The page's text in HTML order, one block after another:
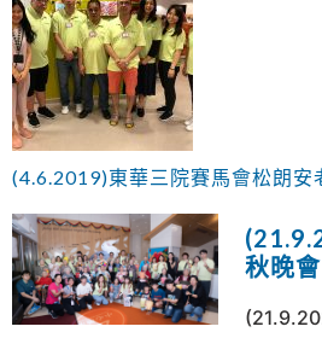
(4.6.2019)東華三院賽馬會松朗安
秋晚會